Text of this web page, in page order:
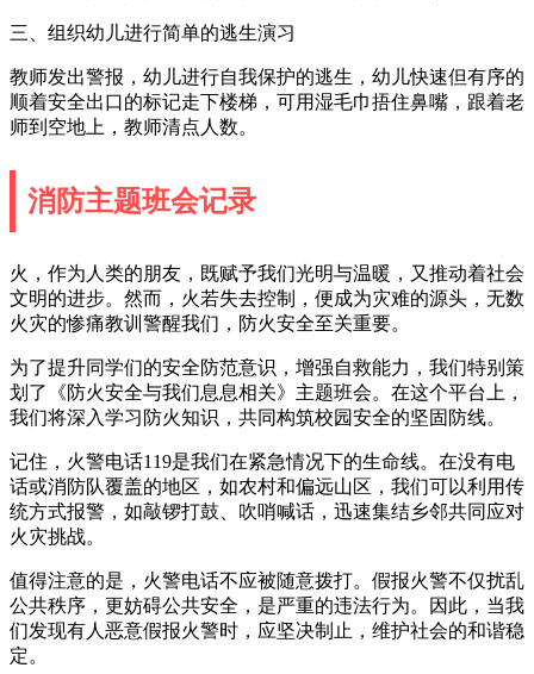
三、组织幼儿进行简单的逃生演习
教师发出警报，幼儿进行自我保护的逃生，幼儿快速但有序的
顺着安全出口的标记走下楼梯，可用湿毛巾捂住鼻嘴，跟着老
师到空地上，教师清点人数。
消防主题班会记录
火，作为人类的朋友，既赋予我们光明与温暖，又推动着社会
文明的进步。然而，火若失去控制，便成为灾难的源头，无数
火灾的惨痛教训警醒我们，防火安全至关重要。
为了提升同学们的安全防范意识，增强自救能力，我们特别策
划了《防火安全与我们息息相关》主题班会。在这个平台上，
我们将深入学习防火知识，共同构筑校园安全的坚固防线。
记住，火警电话119是我们在紧急情况下的生命线。在没有电
话或消防队覆盖的地区，如农村和偏远山区，我们可以利用传
统方式报警，如敲锣打鼓、吹哨喊话，迅速集结乡邻共同应对
火灾挑战。
值得注意的是，火警电话不应被随意拨打。假报火警不仅扰乱
公共秩序，更妨碍公共安全，是严重的违法行为。因此，当我
们发现有人恶意假报火警时，应坚决制止，维护社会的和谐稳
定。